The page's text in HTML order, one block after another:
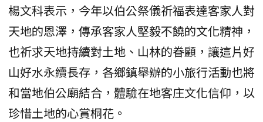
楊文科表示，今年以伯公祭儀祈福表達客家人對
天地的恩澤，傳承客家人堅毅不饒的文化精神，
也祈求天地持續對土地、山林的眷顧，讓這片好
山好水永續長存，各鄉鎮舉辦的小旅行活動也將
和當地伯公廟結合，體驗在地客庄文化信仰，以
珍惜土地的心賞桐花。